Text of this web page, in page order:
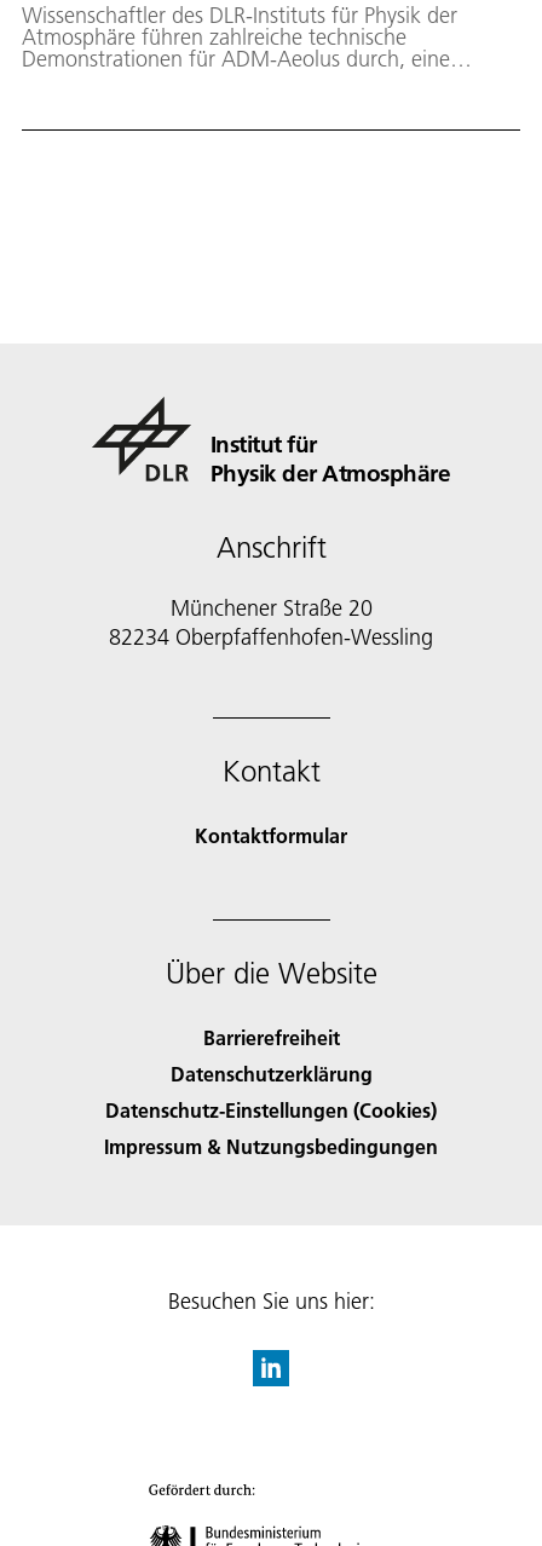
Wissenschaftler des DLR-Instituts für Physik der
Atmosphäre führen zahlreiche technische
Demonstrationen für ADM-Aeolus durch, eine
Versuchsreihe reisten die Forscher nun nach Island.
Institut für
Physik der Atmosphäre
Anschrift
Münchener Straße 20
82234 Oberpfaffenhofen-Wessling
Kontakt
Kontaktformular
Über die Website
Barrierefreiheit
Datenschutzerklärung
Datenschutz-Einstellungen (Cookies)
Impressum & Nutzungsbedingungen
Besuchen Sie uns hier: